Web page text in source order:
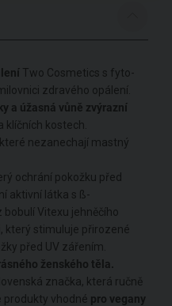
Two Cosmetics s fyto-
zdravého opálení.
a úžasná vůně zvýrazní
klíčních kostech.
nezanechají mastný
ochrání pokožku před
aktivní látka s ß-
Vitexu jehněčího
který stimuluje přirozené
před UV zářením.
ženského těla.
značka, která ručně
produkty vhodné pro vegany